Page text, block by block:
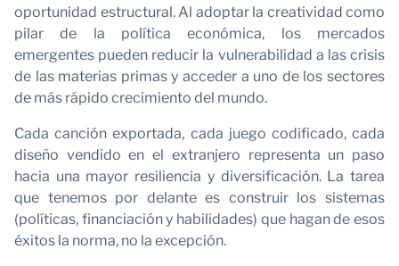
oportunidad estructural. Al adoptar la creatividad como
pilar de la política económica, los mercados
emergentes pueden reducir la vulnerabilidad a las crisis
de las materias primas y acceder a uno de los sectores
de más rápido crecimiento del mundo.
Cada canción exportada, cada juego codificado, cada
diseño vendido en el extranjero representa un paso
hacia una mayor resiliencia y diversificación. La tarea
que tenemos por delante es construir los sistemas
(políticas, financiación y habilidades) que hagan de esos
éxitos la norma, no la excepción.